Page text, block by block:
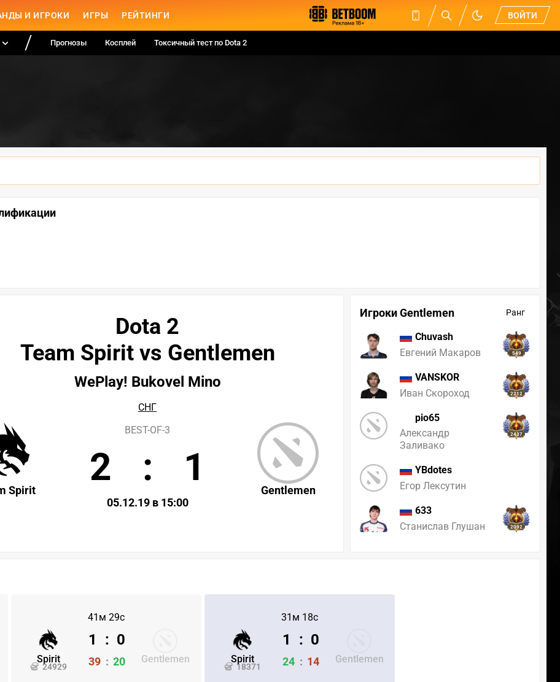
И ИГРОКИ ИГРЫ РЕЙТИНГИ ВОЙТИ
Прогнозы Косплей Токсичный тест по Dota 2
Игроки Gentlemen Ранг
Chuvash
Евгений Макаров
549
VANSKOR
Иван Скороход
2212
pio65
Александр
Заливако
2437
YBdotes
Егор Лексутин
633
Станислав Глушан
2092
Dota 2
Team Spirit vs Gentlemen
WePlay! Bukovel Mino
СНГ
Spirit Gentlemen
BEST-OF-3
2 : 1
05.12.19 в 15:00
41м 29с
Spirit
24929
Gentlemen
1 : 0
39 : 20
31м 18с
Spirit
18371
Gentlemen
1 : 0
24 : 14